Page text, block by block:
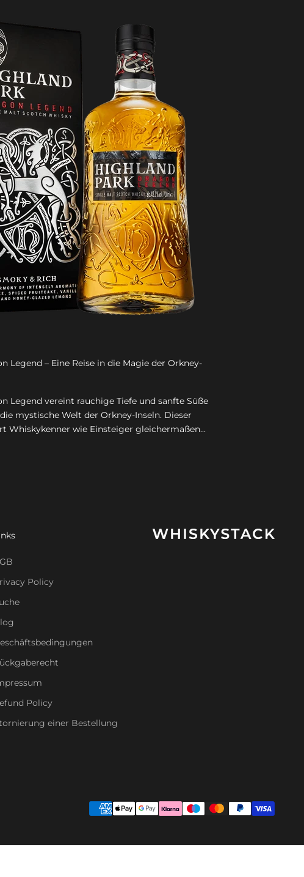
Legend – Eine Reise in die Magie der Orkney-
Legend vereint rauchige Tiefe und sanfte Süße
mystische Welt der Orkney-Inseln. Dieser
Whiskykenner wie Einsteiger gleichermaßen...
Policy
Policy
einer Bestellung